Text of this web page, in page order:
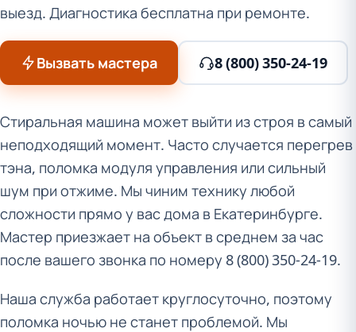
выезд. Диагностика бесплатна при ремонте.
Вызвать мастера 8 (800) 350-24-19
Стиральная машина может выйти из строя в самый
неподходящий момент. Часто случается перегрев
тэна, поломка модуля управления или сильный
шум при отжиме. Мы чиним технику любой
сложности прямо у вас дома в Екатеринбурге.
Мастер приезжает на объект в среднем за час
после вашего звонка по номеру 8 (800) 350-24-19.
Наша служба работает круглосуточно, поэтому
поломка ночью не станет проблемой. Мы